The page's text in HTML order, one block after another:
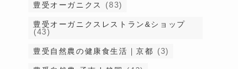
豊受オーガニクス (83)
豊受オーガニクスレストラン&ショップ
(43)
豊受自然農の健康食生活｜京都 (3)